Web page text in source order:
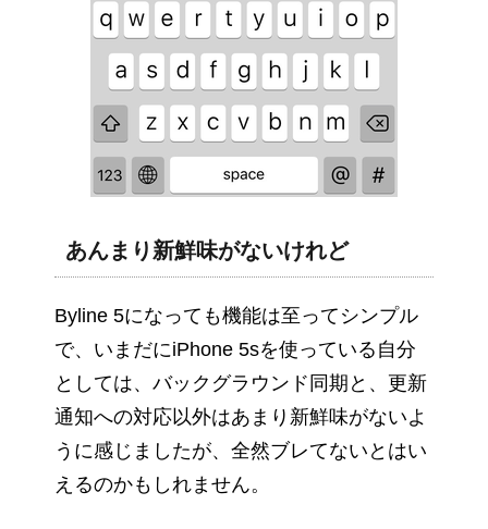
あんまり新鮮味がないけれど
Byline 5になっても機能は至ってシンプル
で、いまだにiPhone 5sを使っている自分
としては、バックグラウンド同期と、更新
通知への対応以外はあまり新鮮味がないよ
うに感じましたが、全然ブレてないとはい
えるのかもしれません。